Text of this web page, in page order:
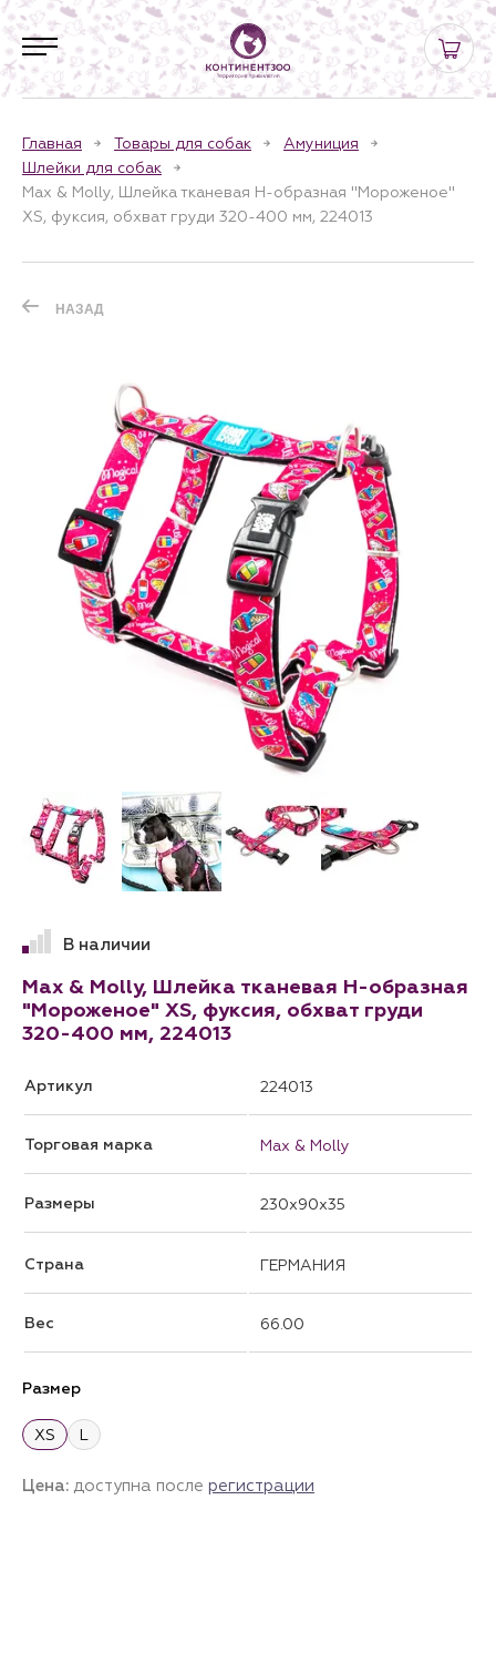
Главная Товары для собак
Амуниция
Шлейки для собак
Max & Molly, Шлейка тканевая H-образная "Мороженое"
XS, фуксия, обхват груди 320-400 мм, 224013
НАЗАД
В наличии
Max & Molly, Шлейка тканевая H-образная
"Мороженое" XS, фуксия, обхват груди
320-400 мм, 224013
Артикул 224013
Торговая марка Max & Molly
Размеры 230x90x35
Страна ГЕРМАНИЯ
Вес 66.00
Размер
XS L
Цена: доступна после регистрации